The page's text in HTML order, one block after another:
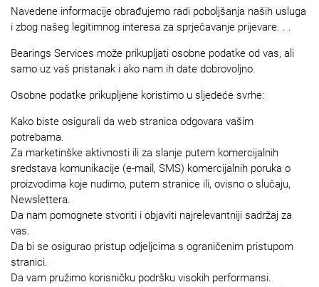
Navedene informacije obrađujemo radi poboljšanja naših usluga
i zbog našeg legitimnog interesa za sprječavanje prijevare. . .
Bearings Services može prikupljati osobne podatke od vas, ali
samo uz vaš pristanak i ako nam ih date dobrovoljno.
Osobne podatke prikupljene koristimo u sljedeće svrhe:
Kako biste osigurali da web stranica odgovara vašim
potrebama.
Za marketinške aktivnosti ili za slanje putem komercijalnih
sredstava komunikacije (e-mail, SMS) komercijalnih poruka o
proizvodima koje nudimo, putem stranice ili, ovisno o slučaju,
Newslettera.
Da nam pomognete stvoriti i objaviti najrelevantniji sadržaj za
vas.
Da bi se osigurao pristup odjeljcima s ograničenim pristupom
stranici.
Da vam pružimo korisničku podršku visokih performansi.